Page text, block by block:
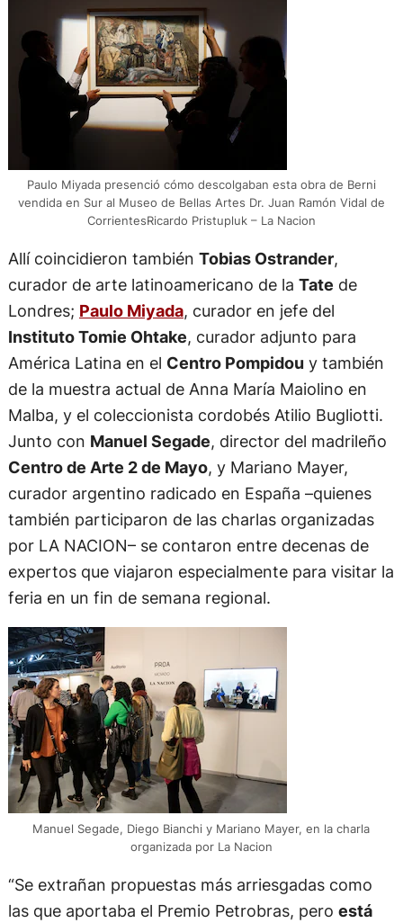
Paulo Miyada presenció cómo descolgaban esta obra de Berni
vendida en Sur al Museo de Bellas Artes Dr. Juan Ramón Vidal de
CorrientesRicardo Pristupluk – La Nacion
Allí coincidieron también Tobias Ostrander,
curador de arte latinoamericano de la Tate de
Londres; Paulo Miyada, curador en jefe del
Instituto Tomie Ohtake, curador adjunto para
América Latina en el Centro Pompidouy también
de la muestra actual de Anna María Maiolino en
Malba, y el coleccionista cordobés Atilio Bugliotti.
Junto con Manuel Segade, director del madrileño
Centro de Arte 2 de Mayo, y Mariano Mayer,
curador argentino radicado en España –quienes
también participaron de las charlas organizadas
por LA NACION– se contaron entre decenas de
expertos que viajaron especialmente para visitar la
feria en un fin de semana regional.
Manuel Segade, Diego Bianchi y Mariano Mayer, en la charla
organizada por La Nacion
“Se extrañan propuestas más arriesgadas como
las que aportaba el Premio Petrobras, pero está